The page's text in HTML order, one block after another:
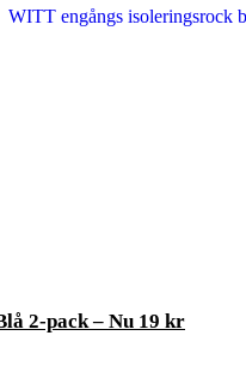
2-pack – Nu 19 kr